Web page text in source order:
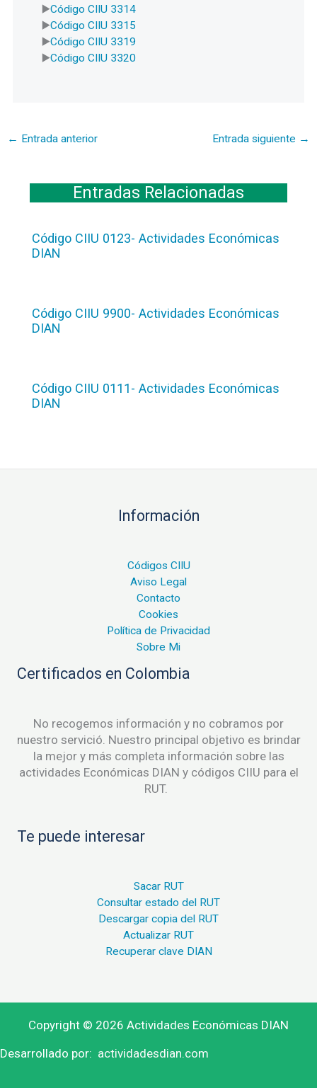
Código CIIU 3314
Código CIIU 3315
Código CIIU 3319
Código CIIU 3320
← Entrada anterior Entrada siguiente →
Entradas Relacionadas
Código CIIU 0123- Actividades Económicas
DIAN
Código CIIU 9900- Actividades Económicas
DIAN
Código CIIU 0111- Actividades Económicas
DIAN
Información
Códigos CIIU
Aviso Legal
Contacto
Cookies
Política de Privacidad
Sobre Mi
Certificados en Colombia
No recogemos información y no cobramos por
nuestro servició. Nuestro principal objetivo es brindar
la mejor y más completa información sobre las
actividades Económicas DIAN y códigos CIIU para el
RUT.
Te puede interesar
Sacar RUT
Consultar estado del RUT
Descargar copia del RUT
Actualizar RUT
Recuperar clave DIAN
Copyright © 2026 Actividades Económicas DIAN
Desarrollado por: actividadesdian.com